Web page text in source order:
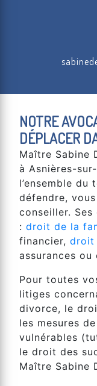
NOTRE
DÉPLACER
Maître Sabine
à Asnières-
l’ensemble
défendre,
conseiller.
: droit de la
financier, droit
assurances ou
Pour toutes
litiges
divorce, le
les mesures
vulnérables
le droit des
Maître Sabine